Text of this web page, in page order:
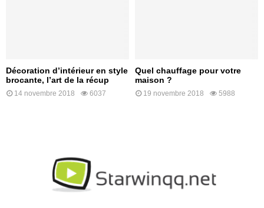
Décoration d’intérieur en style
brocante, l’art de la récup
14 novembre 2018 6037
Quel chauffage pour votre
maison ?
19 novembre 2018 5988